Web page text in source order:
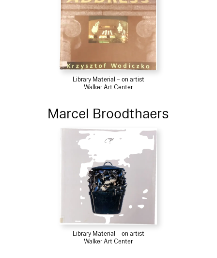
Library Material – on artist
Walker Art Center
Marcel Broodthaers
Library Material – on artist
Walker Art Center